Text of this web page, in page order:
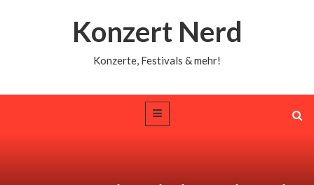
Konzert Nerd
Konzerte, Festivals & mehr!